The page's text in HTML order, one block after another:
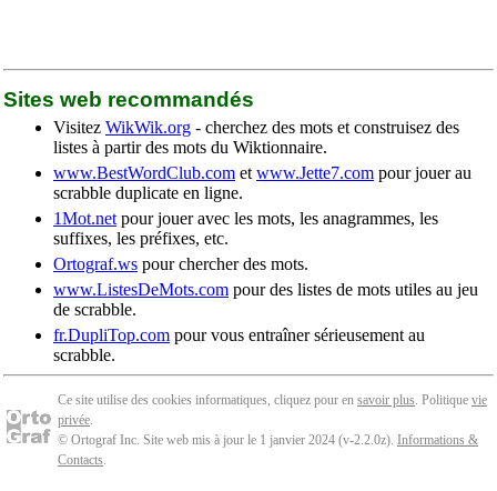
Sites web recommandés
Visitez WikWik.org - cherchez des mots et construisez des
listes à partir des mots du Wiktionnaire.
www.BestWordClub.com et www.Jette7.com pour jouer au
scrabble duplicate en ligne.
1Mot.net pour jouer avec les mots, les anagrammes, les
suffixes, les préfixes, etc.
Ortograf.ws pour chercher des mots.
www.ListesDeMots.com pour des listes de mots utiles au jeu
de scrabble.
fr.DupliTop.com pour vous entraîner sérieusement au
scrabble.
Ce site utilise des cookies informatiques, cliquez pour en savoir plus. Politique vie
privée.
© Ortograf Inc. Site web mis à jour le 1 janvier 2024 (v-2.2.0z). Informations &
Contacts.